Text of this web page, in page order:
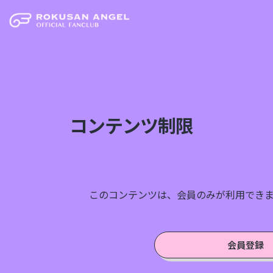
コンテンツ制限
このコンテンツは、会員のみが利用でき
会員登録